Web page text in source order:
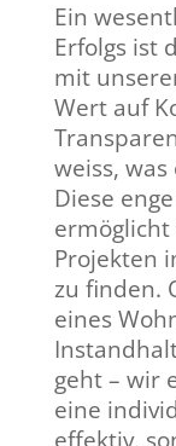
Ein
Erfolgs ist
mit
Wert auf
weiss,
Diese
ermöglicht
Projekten
zu finden.
eines
geht – wir
eine
effektiv,